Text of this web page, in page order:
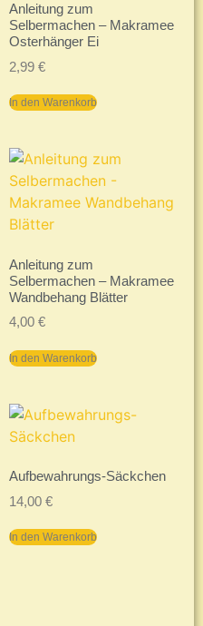
Anleitung zum
Selbermachen – Makramee
Osterhänger Ei
2,99 €
In den Warenkorb
Anleitung zum
Selbermachen – Makramee
Wandbehang Blätter
4,00 €
In den Warenkorb
Aufbewahrungs-Säckchen
14,00 €
In den Warenkorb